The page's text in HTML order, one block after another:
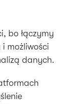
bo łączymy
i możliwości
danych.